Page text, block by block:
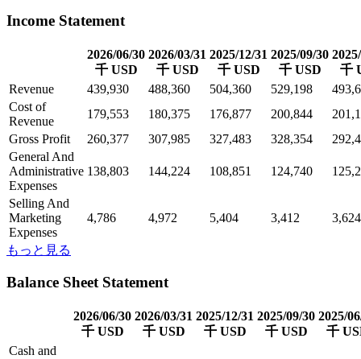
Income Statement
2026/06/30
千 USD
2026/03/31
千 USD
2025/12/31
千 USD
2025/09/30
千 USD
千
Revenue
439,930 488,360 504,360 529,198
Cost of
Revenue
179,553 180,375 176,877 200,844
Gross Profit
260,377 307,985 327,483 328,354
General And
Administrative
Expenses
138,803 144,224 108,851 124,740
Selling And
Marketing
Expenses
4,786 4,972 5,404 3,412 3,624
もっと見る
Balance Sheet Statement
2026/06/30
千 USD
2026/03/31
千 USD
2025/12/31
千 USD
2025/09/30
千 USD
2025/
千
Cash and